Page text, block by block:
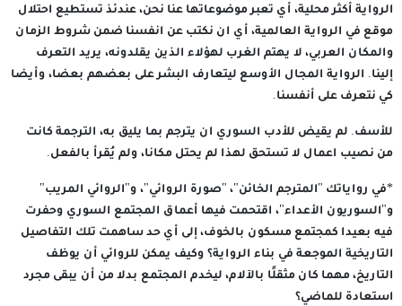
الرواية أكثر محلية، أي تعبر موضوعاتها عنا نحن، عندئذ تستطيع احتلال
موقع في الرواية العالمية، أي ان نكتب عن انفسنا ضمن شروط الزمان
والمكان العربي، لا يهتم الغرب لهؤلاء الذين يقلدونه، يريد التعرف
إلينا. الرواية المجال الأوسع ليتعارف البشر على بعضهم بعضا، وأيضا
كي نتعرف على أنفسنا.
للأسف. لم يقيض للأدب السوري ان يترجم بما يليق به، الترجمة كانت
من نصيب اعمال لا تستحق لهذا لم يحتل مكانا، ولم يُقرأ بالفعل.
*في رواياتك "المترجم الخائن"، "صورة الروائي"، و"الروائي المريب"
و"السوريون الأعداء"، اقتحمت فيها أعماق المجتمع السوري وحفرت
فيه بعيدا كمجتمع مسكون بالخوف، إلى أي حد ساهمت تلك التفاصيل
التاريخية الموجعة في بناء الرواية؟ وكيف يمكن للروائي أن يوظف
التاريخ، مهما كان مثقلًا بالآلام، ليخدم المجتمع بدلا من أن يبقى مجرد
استعادة للماضي؟